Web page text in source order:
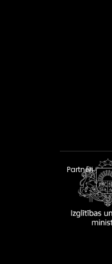
Partneri